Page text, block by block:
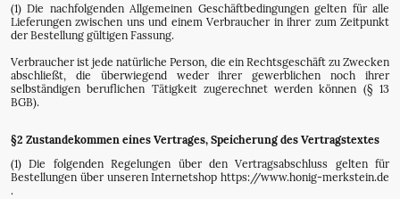
(1) Die nachfolgenden Allgemeinen Geschäftbedingungen gelten für alle
Lieferungen zwischen uns und einem Verbraucher in ihrer zum Zeitpunkt
der Bestellung gültigen Fassung.
Verbraucher ist jede natürliche Person, die ein Rechtsgeschäft zu Zwecken
abschließt, die überwiegend weder ihrer gewerblichen noch ihrer
selbständigen beruflichen Tätigkeit zugerechnet werden können (§ 13
BGB).
§2 Zustandekommen eines Vertrages, Speicherung des Vertragstextes
(1) Die folgenden Regelungen über den Vertragsabschluss gelten für
Bestellungen über unseren Internetshop https://www.honig-merkstein.de
.